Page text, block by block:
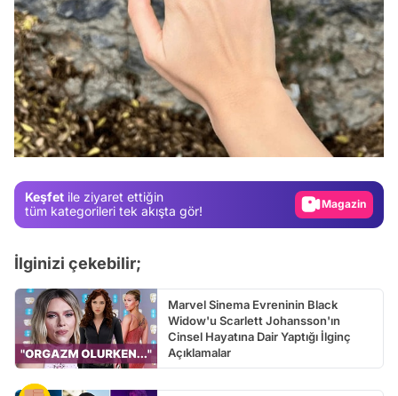
Keşfet ile ziyaret ettiğin
tüm kategorileri tek akışta gör!
Video
Test
Gündem
Video
İlginizi çekebilir;
Marvel Sinema Evreninin Black
Widow'u Scarlett Johansson'ın
Cinsel Hayatına Dair Yaptığı İlginç
Açıklamalar